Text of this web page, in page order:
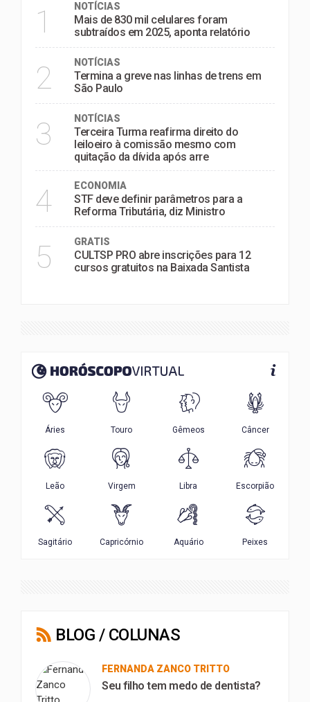
1 NOTÍCIAS
Mais de 830 mil celulares foram
subtraídos em 2025, aponta relatório
2 NOTÍCIAS
Termina a greve nas linhas de trens em
São Paulo
3 NOTÍCIAS
Terceira Turma reafirma direito do
leiloeiro à comissão mesmo com
quitação da dívida após arre
4 ECONOMIA
STF deve definir parâmetros para a
Reforma Tributária, diz Ministro
5 GRATIS
CULTSP PRO abre inscrições para 12
cursos gratuitos na Baixada Santista
BLOG / COLUNAS
FERNANDA ZANCO TRITTO
Seu filho tem medo de dentista?